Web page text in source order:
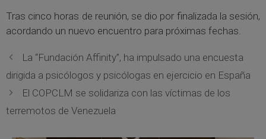
Tras cinco horas de reunión, se dio por finalizada la sesión,
acordando un nuevo encuentro para próximas fechas.
La “Fundación Affinity”, ha impulsado una encuesta
dirigida a psicólogos y psicólogas en ejercicio en España
El COPCLM se solidariza con las víctimas de los
terremotos de Venezuela